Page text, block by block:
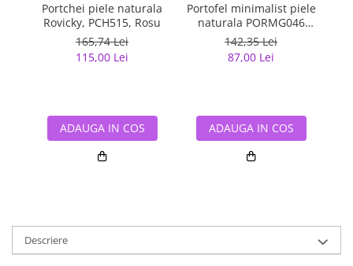
Portchei piele naturala
Rovicky, PCH515, Rosu
165,74 Lei
115,00 Lei
ADAUGA IN COS
Portofel minimalist piele
naturala PORMG046
Maron, cu portcard
detasabil
142,35 Lei
87,00 Lei
ADAUGA IN COS
Descriere